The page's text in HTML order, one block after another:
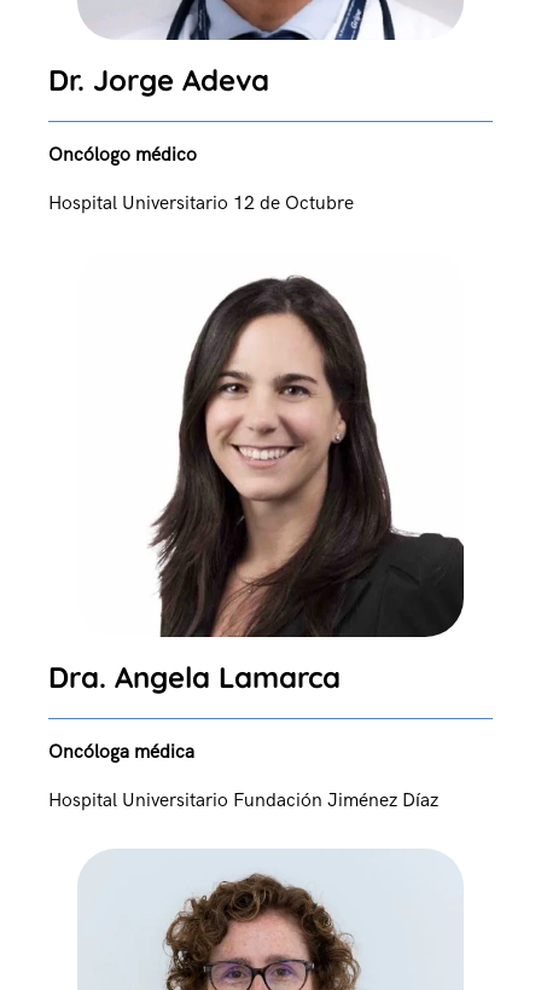
Dr. Jorge Adeva
Oncólogo médico
Hospital Universitario 12 de Octubre
Dra. Angela Lamarca
Oncóloga médica
Hospital Universitario Fundación Jiménez Díaz